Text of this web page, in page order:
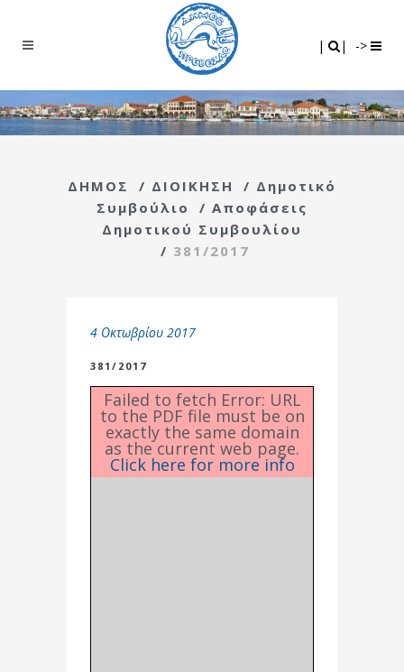
| | ->
ΔΗΜΟΣ / ΔΙΟΙΚΗΣΗ / Δημοτικό
Συμβούλιο
/ Αποφάσεις
Δημοτικού Συμβουλίου
/ 381/2017
4 Οκτωβρίου 2017
381/2017
Failed to fetch Error: URL
to the PDF file must be on
exactly the same domain
as the current web page.
Click here for more info